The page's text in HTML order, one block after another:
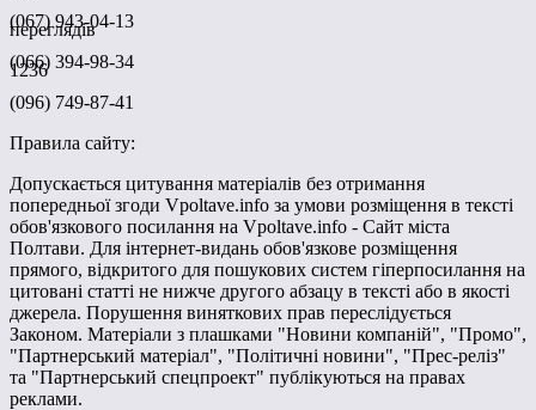
переглядів
1236
(067) 943-04-13
(066) 394-98-34
(096) 749-87-41
Правила сайту:
Допускається цитування матеріалів без отримання
попередньої згоди Vpoltave.info за умови розміщення в тексті
обов'язкового посилання на Vpoltave.info - Сайт міста
Полтави. Для інтернет-видань обов'язкове розміщення
прямого, відкритого для пошукових систем гіперпосилання на
цитовані статті не нижче другого абзацу в тексті або в якості
джерела. Порушення виняткових прав переслідується
Законом. Матеріали з плашками "Новини компаній", "Промо",
"Партнерський матеріал", "Політичні новини", "Прес-реліз"
та "Партнерський спецпроект" публікуються на правах
реклами.